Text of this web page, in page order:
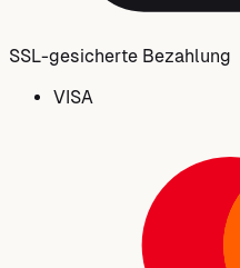
SSL-gesicherte Bezahlung
VISA